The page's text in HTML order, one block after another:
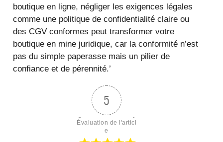
boutique en ligne, négliger les exigences légales
comme une politique de confidentialité claire ou
des CGV conformes peut transformer votre
boutique en mine juridique, car la conformité n’est
pas du simple paperasse mais un pilier de
confiance et de pérennité.’
5
Évaluation de l'articl
e